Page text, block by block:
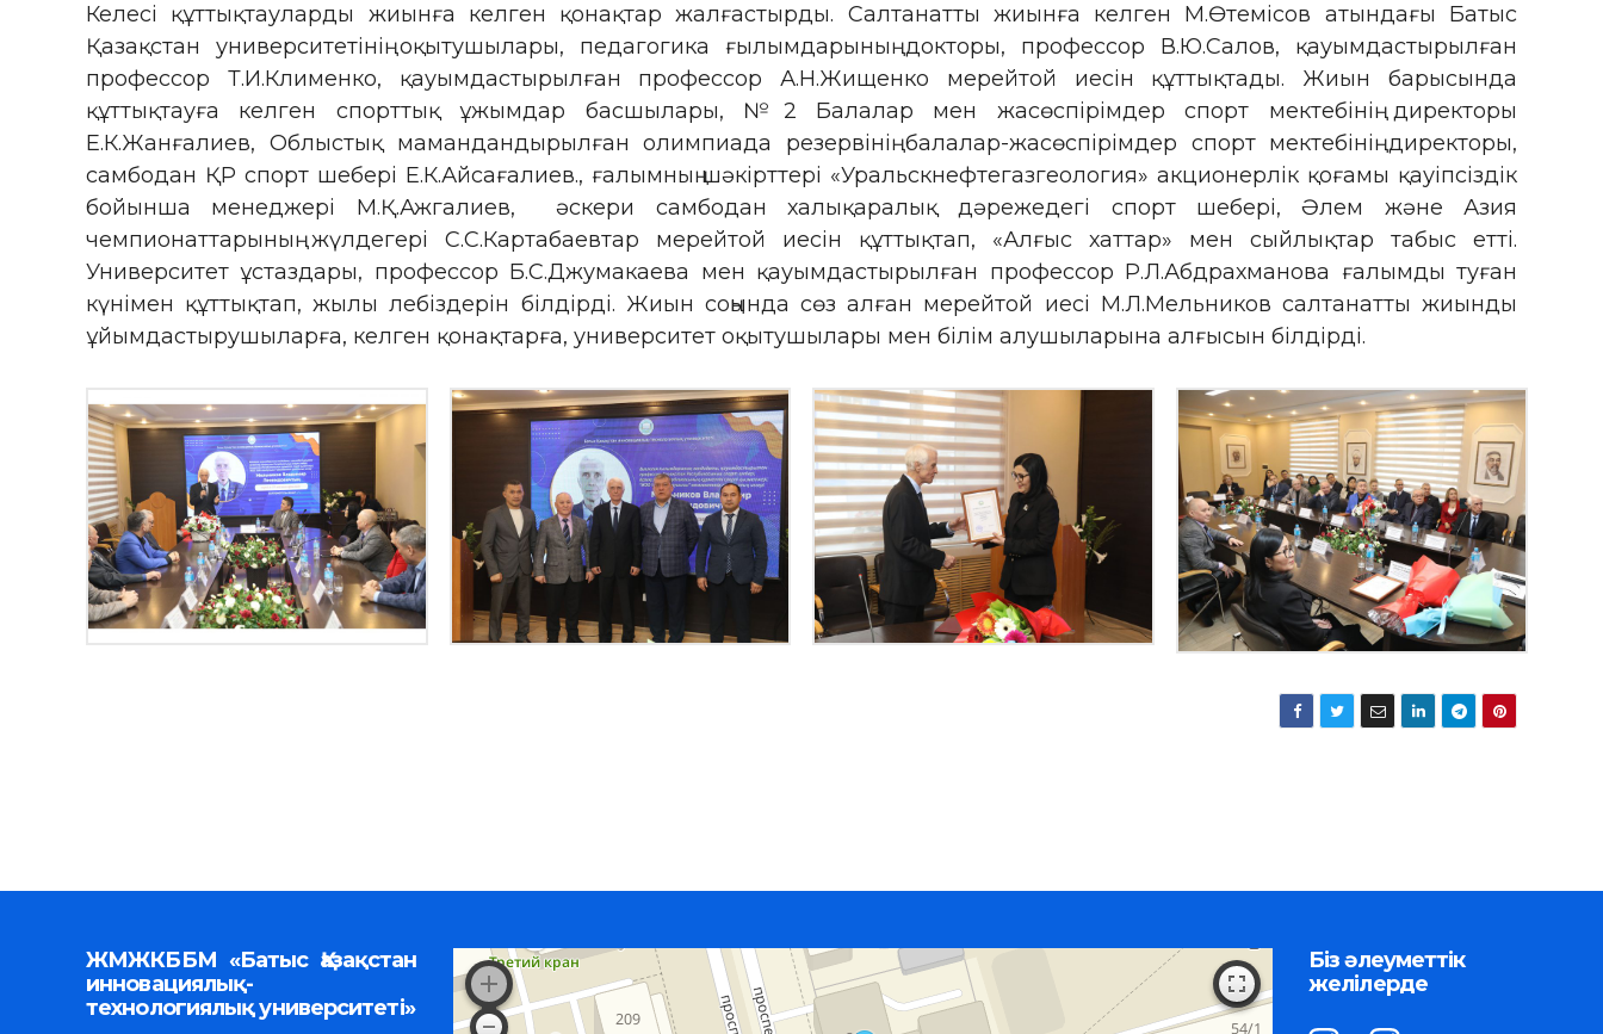
Келесі құттықтауларды жиынға келген қонақтар жалғастырды. Салтанатты жиынға келген М.Өтемісов атындағы Батыс
Қазақстан университетінің оқытушылары, педагогика ғылымдарының докторы, профессор В.Ю.Салов, қауымдастырылған
профессор Т.И.Клименко, қауымдастырылған профессор А.Н.Жищенко мерейтой иесін құттықтады. Жиын барысында
құттықтауға келген спорттық ұжымдар басшылары, №2 Балалар мен жасөспірімдер спорт мектебінің директоры
Е.К.Жанғалиев, Облыстық мамандандырылған олимпиада резервінің балалар-жасөспірімдер спорт мектебінің директоры,
самбодан ҚР спорт шебері Е.К.Айсағалиев., ғалымның шәкірттері «Уральскнефтегазгеология» акционерлік қоғамы қауіпсіздік
бойынша менеджері М.Қ.Ажгалиев, әскери самбодан халықаралық дәрежедегі спорт шебері, Әлем және Азия
чемпионаттарының жүлдегері С.С.Картабаевтар мерейтой иесін құттықтап, «Алғыс хаттар» мен сыйлықтар табыс етті.
Университет ұстаздары, профессор Б.С.Джумакаева мен қауымдастырылған профессор Р.Л.Абдрахманова ғалымды туған
күнімен құттықтап, жылы лебіздерін білдірді. Жиын соңында сөз алған мерейтой иесі М.Л.Мельников салтанатты жиынды
ұйымдастырушыларға, келген қонақтарға, университет оқытушылары мен білім алушыларына алғысын білдірді.
ЖМЖКББМ «Батыс Қазақстан
инновациялық-
технологиялық университеті»
Біз әлеуметтік
желілерде